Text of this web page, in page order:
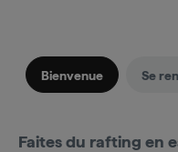
Bienvenue Se
Faites du rafting en